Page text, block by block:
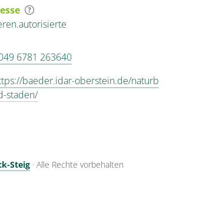
6781 263640
baeder.idar-oberstein.de/naturb
staden/
Steig · Alle Rechte vorbehalten